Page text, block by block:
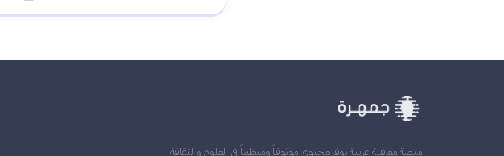
منصة معرفية عربية توفر محتوى موثوقاً ومنظماً في العلوم والثقافة